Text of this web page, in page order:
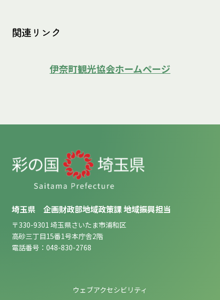
関連リンク
伊奈町観光協会ホームページ
埼玉県 企画財政部地域政策課 地域振興担当
〒330-9301 埼玉県さいたま市浦和区
高砂三丁目15番1号本庁舎2階
電話番号：048-830-2768
ウェブアクセシビリティ